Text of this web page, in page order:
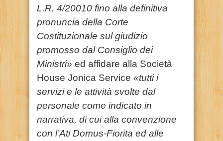
L.R. 4/20010 fino alla definitiva
pronuncia della Corte
Costituzionale sul giudizio
promosso dal Consiglio dei
Ministri» ed affidare alla Società
House Jonica Service «tutti i
servizi e le attività svolte dal
personale come indicato in
narrativa, di cui alla convenzione
con l’Ati Domus-Fiorita ed alle